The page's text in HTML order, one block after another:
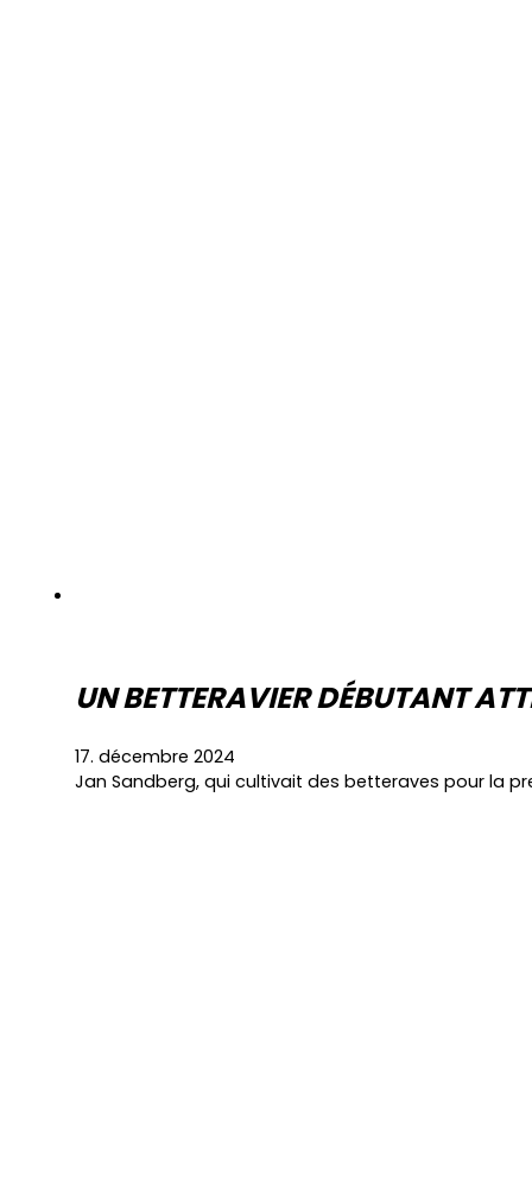
UN BETTERAVIER DÉBUTANT
17. décembre 2024
Jan Sandberg, qui cultivait des betteraves pour la